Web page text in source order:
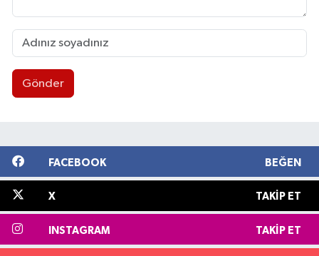
Gönder
FACEBOOK BEĞEN
X TAKIP ET
INSTAGRAM TAKIP ET